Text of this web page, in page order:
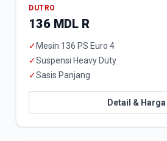
DUTRO
136 MDL R
✓ Mesin 136 PS Euro 4
✓Suspensi Heavy Duty
✓Sasis Panjang
Detail & Harga